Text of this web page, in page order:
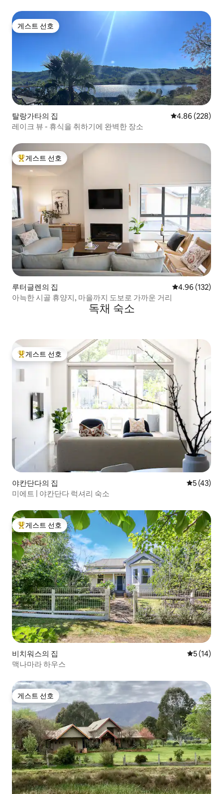
게스트 선호
게스트 선호
탈랑가타의 집 평점 4.86점(5
4.86 (228)
레이크 뷰 - 휴식을 취하기에 완벽한 장소
상위 게스트 선호
게스트 선호
루터글렌의 집 평점 4.96점(5
4.96 (132)
아늑한 시골 휴양지, 마을까지 도보로 가까운 거리
독채 숙소
상위 게스트 선호
게스트 선호
야칸단다의 집 평점 5점
5 (43)
미에트 | 야칸단다 럭셔리 숙소
상위 게스트 선호
게스트 선호
비치워스의 집 평점 5점
5 (14)
맥나마라 하우스
게스트 선호
게스트 선호